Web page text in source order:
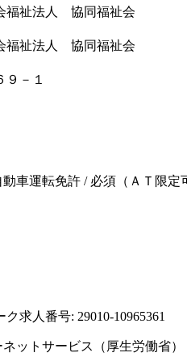
福祉法人 協同福祉会
福祉法人 協同福祉会
－１
車運転免許 / 必須（ＡＴ限定
求人番号: 29010-10965361
ットサービス（厚生労働省）